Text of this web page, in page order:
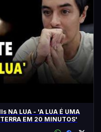
NA LUA - 'A LUA É UMA
EM 20 MINUTOS'